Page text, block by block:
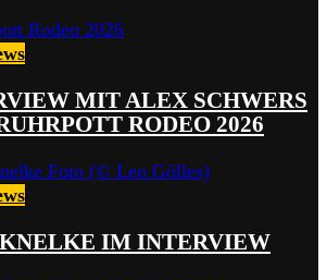
MIT ALEX SCHWERS
RODEO 2026
IM INTERVIEW